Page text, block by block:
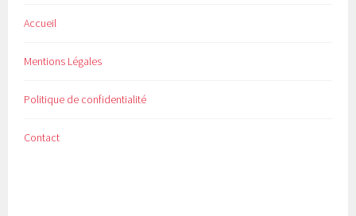
Accueil
Mentions Légales
Politique de confidentialité
Contact